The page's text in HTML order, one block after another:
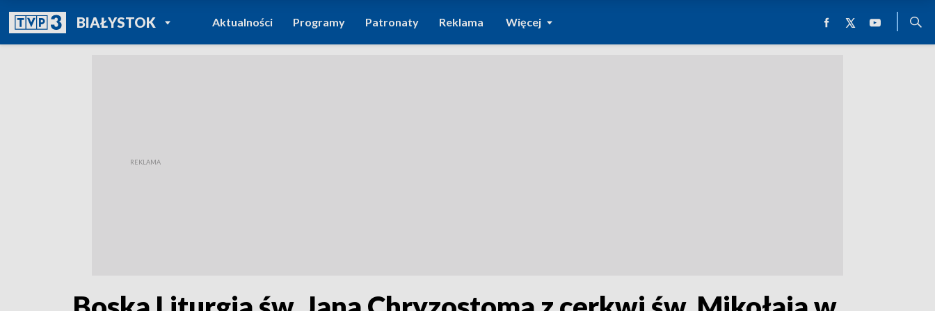
BIAŁYSTOKPOWRÓT DO
TVP REGIONY
Aktualności Programy Patronaty Reklama Więcej